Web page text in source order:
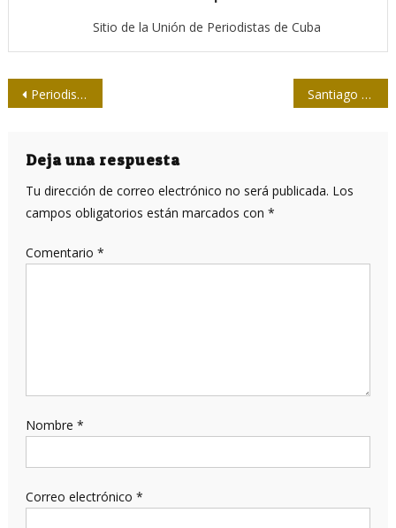
Sitio de la Unión de Periodistas de Cuba
Navegación
entradas
Periodistas pinareños presentan libros en Casa de la UPEC Santiago de Cuba, capital del periodismo cubano
Deja una respuesta
Tu dirección de correo electrónico no será publicada. Los
campos obligatorios están marcados con *
Comentario *
Nombre *
Correo electrónico *